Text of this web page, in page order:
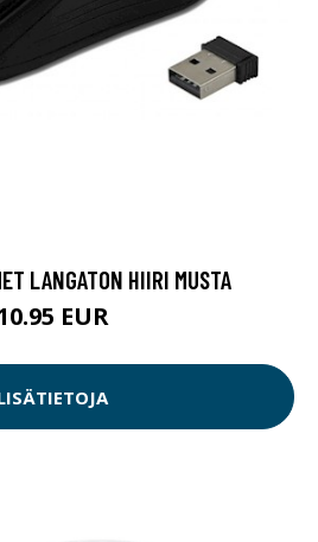
LANGATON HIIRI MUSTA
EUR